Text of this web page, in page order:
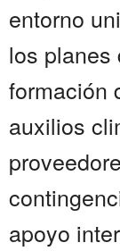
entorno
los planes
formación
auxilios
apoyo